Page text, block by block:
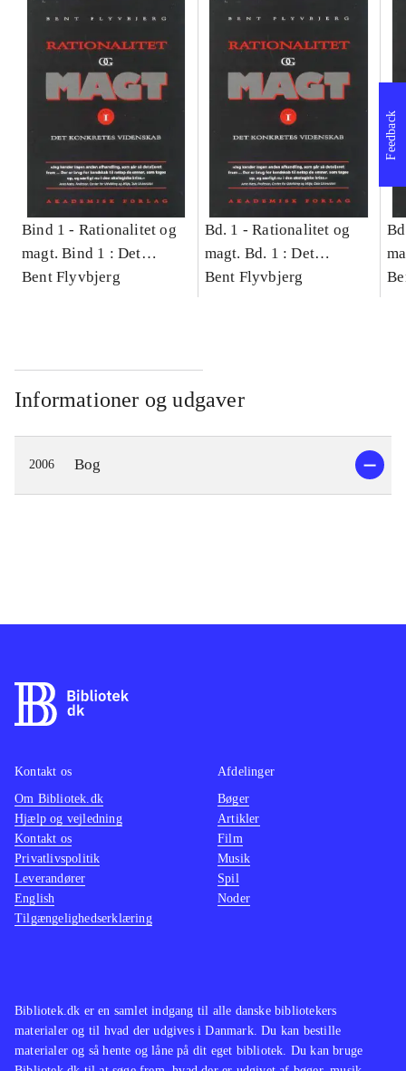
Bind 1 - Rationalitet og
magt. Bind 1 : Det
konkretes videnskab
Bent Flyvbjerg
Bd. 1 -Rationalitet og
magt. Bd. 1 : Det
konkretes videnskab
Bent Flyvbjerg
Informationer og udgaver
2006 Bog
Feedback
Bibliotek.dk er en samlet indgang til alle danske bibliotekers
materialer og til hvad der udgives i Danmark. Du kan bestille
materialer og så hente og låne på dit eget bibliotek. Du kan bruge
Kontakt os
Om Bibliotek.dk
Hjælp og vejledning
Kontakt os
Privatlivspolitik
Leverandører
English
Tilgængelighedserklæring
Afdelinger
Bøger
Artikler
Film
Musik
Spil
Noder